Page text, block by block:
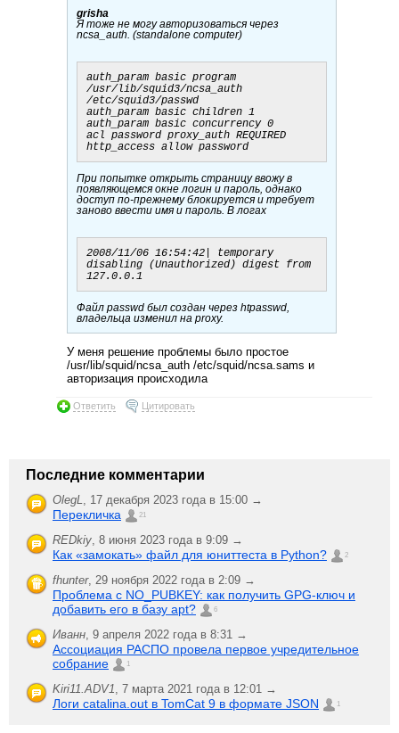
grisha
Я тоже не могу авторизоваться через
ncsa_auth. (standalone computer)
auth_param basic program
/usr/lib/squid3/ncsa_auth
/etc/squid3/passwd
auth_param basic children 1
auth_param basic concurrency 0
acl password proxy_auth REQUIRED
При попытке открыть страницу ввожу в
появляющемся окне логин и пароль, однако
доступ по-прежнему блокируется и требует
заново ввести имя и пароль. В логах
2008/11/06 16:54:42| temporary
disabling (Unauthorized) digest from
Файл passwd был создан через htpasswd,
владельца изменил на proxy.
У меня решение проблемы было простое
/usr/lib/squid/ncsa_auth /etc/squid/ncsa.sams и
авторизация происходила
Ответить Цитировать
Последние комментарии
OlegL 17 декабря 2023 года в 15:00 →
Перекличка 21
REDkiy 8 июня 2023 года в 9:09 →
Как «замокать» файл для юниттеста в Python? 2
fhunter, 29 ноября 2022 года в 2:09 →
Проблема с NO_PUBKEY: как получить GPG-ключ и
добавить его в базу apt?
6
Иванн 9 апреля 2022 года в 8:31 →
Ассоциация РАСПО провела первое учредительное
собрание
1
Kiri11.ADV1 7 марта 2021 года в 12:01 →
Логи catalina.out в TomCat 9 в формате JSON 1